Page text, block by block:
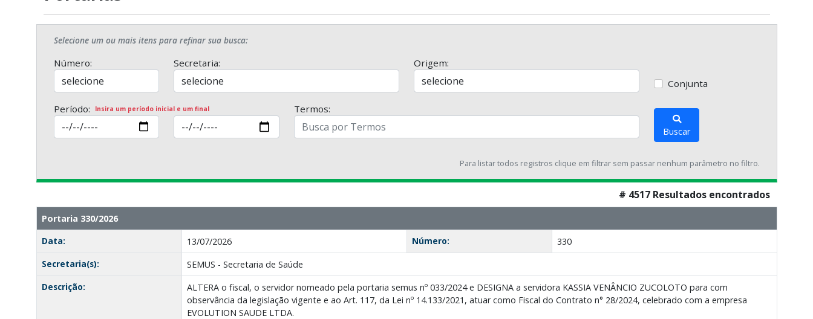
Selecione um ou mais itens para refinar sua busca:
Número: Secretaria:
Origem:
Conjunta
Período: Insira um período inicial e um final Termos:
Buscar
Para listar todos registros clique em filtrar sem passar nenhum parâmetro no filtro.
# 4517 Resultados encontrados
Portaria 330/2026
Data:
13/07/2026 Número:
330
Secretaria(s):
SEMUS - Secretaria de Saúde
Descrição:
ALTERA o fiscal, o servidor nomeado pela portaria semus nº 033/2024 e DESIGNA a servidora KASSIA VENÂNCIO ZUCOLOTO para com
observância da legislação vigente e ao Art. 117, da Lei nº 14.133/2021, atuar como Fiscal do Contrato n° 28/2024, сelebrado com a empresa
EVOLUTION SAUDE LTDA.